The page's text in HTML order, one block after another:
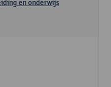
en onderwijs